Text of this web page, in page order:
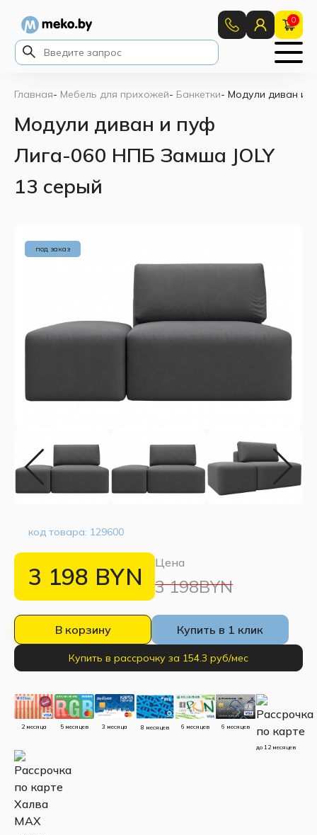
0
Главная- Мебель для прихожей- Банкетки- Модули диван и
Модули диван и пуф
Лига-060 НПБ Замша JOLY
13 серый
под заказ
код товара: 129600
3 198 BYN Цена
3 198BYN
В корзину Купить в 1 клик
Купить в рассрочку за 154.3 руб/мес
2 месяца 5 месяцев 3 месяца 8 месяцев 6 месяцев 6 месяцев
до 12 месяцев